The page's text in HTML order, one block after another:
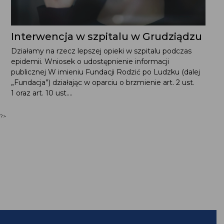
Interwencja w szpitalu w Grudziądzu
Działamy na rzecz lepszej opieki w szpitalu podczas
epidemii. Wniosek o udostępnienie informacji
publicznej W imieniu Fundacji Rodzić po Ludzku (dalej
„Fundacja”) działając w oparciu o brzmienie art. 2 ust.
1 oraz art. 10 ust....
?>